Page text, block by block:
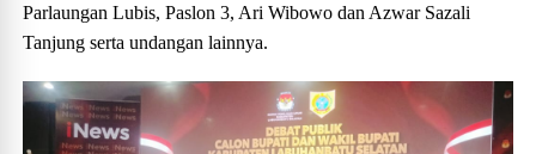
Parlaungan Lubis, Paslon 3, Ari Wibowo dan Azwar Sazali
Tanjung serta undangan lainnya.